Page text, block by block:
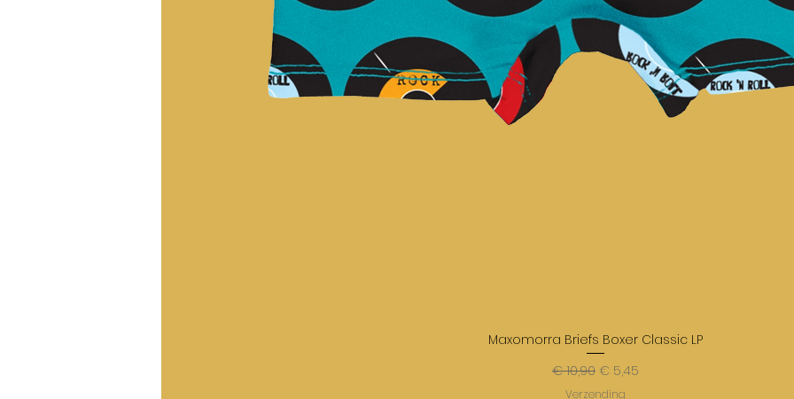
Maxomorra Briefs Boxer Classic LP
Normale prijs
€ 10,90 Verkoopprijs
€ 5,45
Verzending